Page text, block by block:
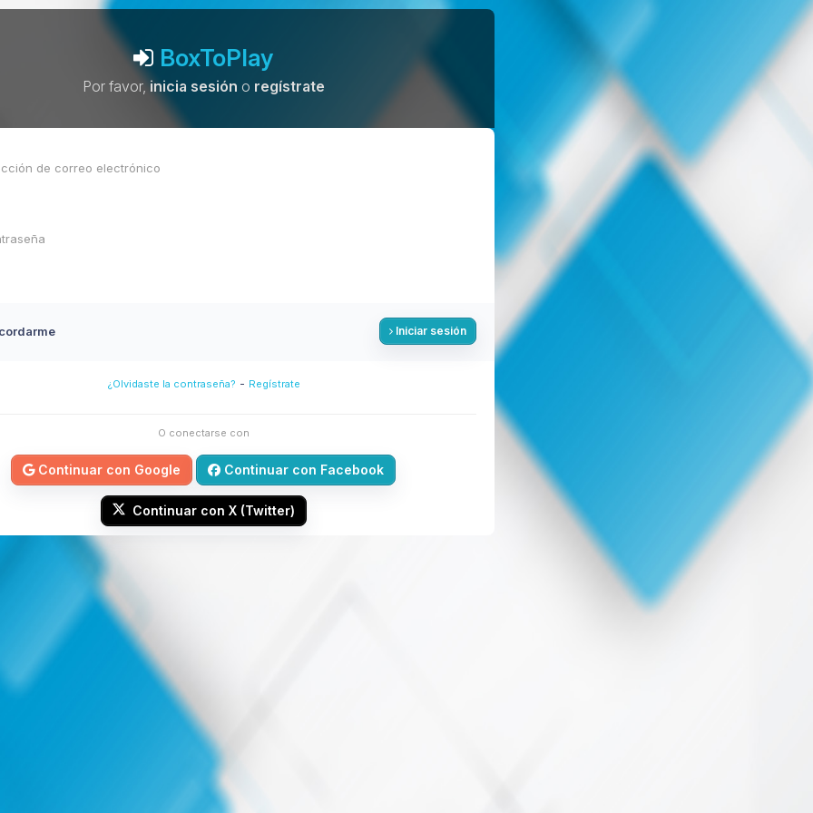
BoxToPlay
Por favor,inicia sesión o regístrate
Iniciar sesión
¿Olvidaste la contraseña? - Regístrate
O conectarse con
Continuar con Google Continuar con Facebook
Continuar con X (Twitter)